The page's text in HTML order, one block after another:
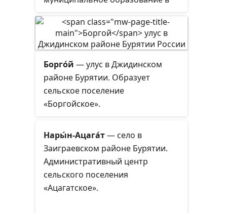
Российской Федерации.
Борго́й — улус в Джидинском
районе Бурятии. Образует
сельское поселение
«Боргойское».
Нары́н-Ацага́т— село в
Заиграевском районе Бурятии.
Административный центр
сельского поселения
«Ацагатское».